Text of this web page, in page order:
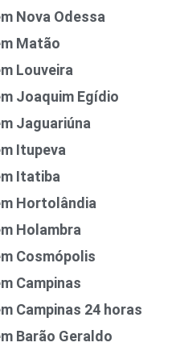
Nova Odessa
Matão
Louveira
Joaquim Egídio
Jaguariúna
Itupeva
Itatiba
Hortolândia
Holambra
Cosmópolis
Campinas
Campinas 24 horas
Barão Geraldo